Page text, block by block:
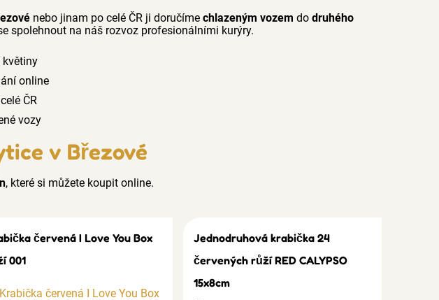
nebo jinam po celé ČR ji doručíme chlazeným vozem do druhého
spolehnout na náš rozvoz profesionálními kurýry.
květiny
online
ČR
vozy
v Březové
, které si můžete koupit online.
červená I Love You Box
001
Jednodruhová krabička 24
červených růží RED CALYPSO
15x8cm